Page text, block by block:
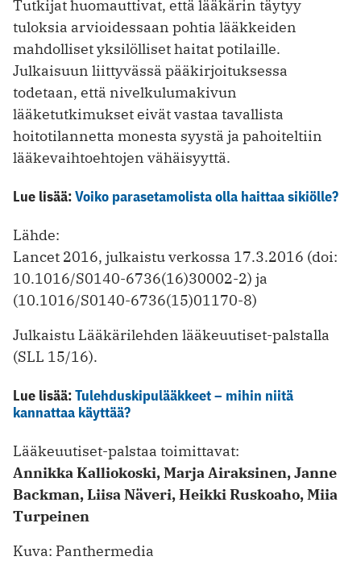
Tutkijat huomauttivat, että lääkärin täytyy
tuloksia arvioidessaan pohtia lääkkeiden
mahdolliset yksilölliset haitat potilaille.
Julkaisuun liittyvässä pääkirjoituksessa
todetaan, että nivelkulumakivun
lääketutkimukset eivät vastaa tavallista
hoitotilannetta monesta syystä ja pahoiteltiin
lääkevaihtoehtojen vähäisyyttä.
Lue lisää:Voiko parasetamolista olla haittaa sikiölle?
Lähde:
Lancet 2016, julkaistu verkossa 17.3.2016 (doi:
10.1016/S0140-6736(16)30002-2) ja
(10.1016/S0140-6736(15)01170-8)
Julkaistu Lääkärilehden lääkeuutiset-palstalla
(SLL 15/16).
Lue lisää:Tulehduskipulääkkeet – mihin niitä
kannattaa käyttää?
Lääkeuutiset-palstaa toimittavat:
Annikka Kalliokoski, Marja Airaksinen, Janne
Backman, Liisa Näveri, Heikki Ruskoaho, Miia
Turpeinen
Kuva: Panthermedia